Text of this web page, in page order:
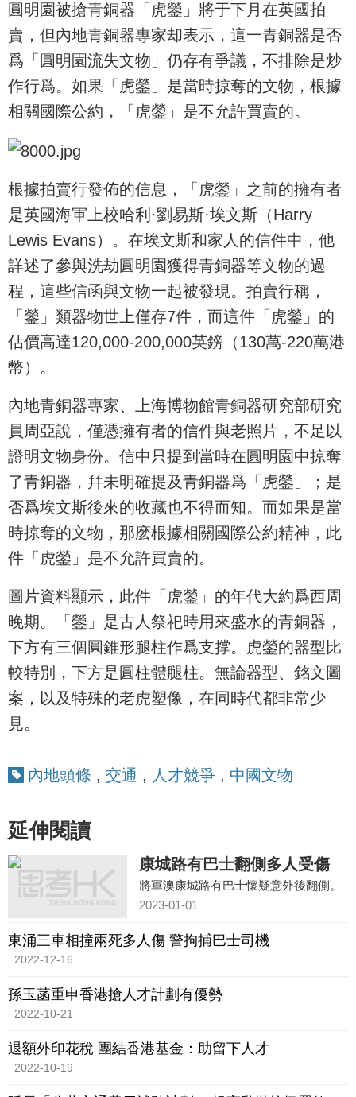
圓明園被搶青銅器「虎鎣」將于下月在英國拍
賣，但內地青銅器專家却表示，這一青銅器是否
爲「圓明園流失文物」仍存有爭議，不排除是炒
作行爲。如果「虎鎣」是當時掠奪的文物，根據
相關國際公約，「虎鎣」是不允許買賣的。
根據拍賣行發佈的信息，「虎鎣」之前的擁有者
是英國海軍上校哈利·劉易斯·埃文斯（Harry
Lewis Evans）。在埃文斯和家人的信件中，他
詳述了參與洗劫圓明園獲得青銅器等文物的過
程，這些信函與文物一起被發現。拍賣行稱，
「鎣」類器物世上僅存7件，而這件「虎鎣」的
估價高達120,000-200,000英鎊（130萬-220萬港
幣）。
內地青銅器專家、上海博物館青銅器研究部研究
員周亞說，僅憑擁有者的信件與老照片，不足以
證明文物身份。信中只提到當時在圓明園中掠奪
了青銅器，幷未明確提及青銅器爲「虎鎣」；是
否爲埃文斯後來的收藏也不得而知。而如果是當
時掠奪的文物，那麽根據相關國際公約精神，此
件「虎鎣」是不允許買賣的。
圖片資料顯示，此件「虎鎣」的年代大約爲西周
晚期。「鎣」是古人祭祀時用來盛水的青銅器，
下方有三個圓錐形腿柱作爲支撑。虎鎣的器型比
較特別，下方是圓柱體腿柱。無論器型、銘文圖
案，以及特殊的老虎塑像，在同時代都非常少
見。
內地頭條 , 交通 , 人才競爭 , 中國文物
延伸閱讀
康城路有巴士翻側多人受傷
將軍澳康城路有巴士懷疑意外後翻側。
2023-01-01
東涌三車相撞兩死多人傷 警拘捕巴士司機
2022-12-16
孫玉菡重申香港搶人才計劃有優勢
2022-10-21
退額外印花稅 團結香港基金：助留下人才
2022-10-19